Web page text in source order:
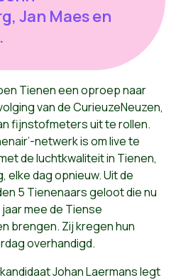
Jan Maes en
Tienen een oproep naar
van de CurieuzeNeuzen,
fijnstofmeters uit te rollen.
netwerk is om live te
de luchtkwaliteit in Tienen,
elke dag opnieuw. Uit de
5 Tienenaars geloot die nu
mee de Tiense
brengen. Zij kregen hun
overhandigd.
Johan Laermans legt